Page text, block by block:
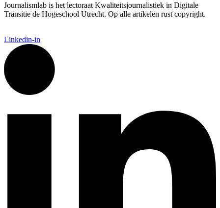
Journalismlab is het lectoraat Kwaliteitsjournalistiek in Digitale
Transitie de Hogeschool Utrecht. Op alle artikelen rust copyright.
Linkedin-in